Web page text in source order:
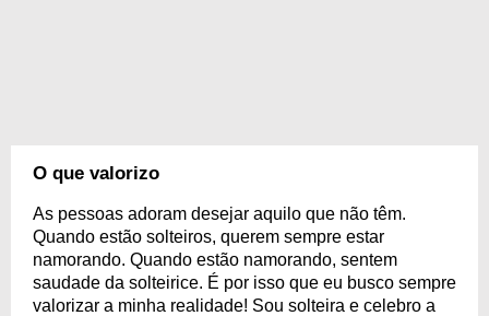
O que valorizo
As pessoas adoram desejar aquilo que não têm.
Quando estão solteiros, querem sempre estar
namorando. Quando estão namorando, sentem
saudade da solteirice. É por isso que eu busco sempre
valorizar a minha realidade! Sou solteira e celebro a